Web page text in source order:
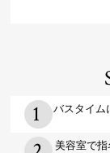
バスタイム
美容室で